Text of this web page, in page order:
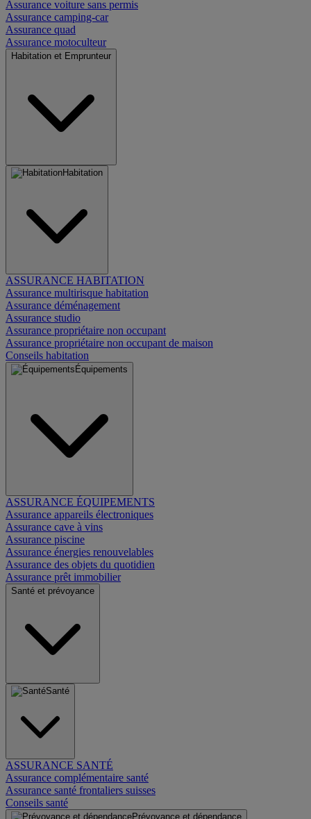
Assurance voiture sans permis
Assurance camping-car
Assurance quad
Assurance motoculteur
Habitation et Emprunteur
Habitation
ASSURANCE HABITATION
Assurance multirisque habitation
Assurance déménagement
Assurance studio
Assurance propriétaire non occupant
Assurance propriétaire non occupant de maison
Conseils habitation
Équipements
ASSURANCE ÉQUIPEMENTS
Assurance appareils électroniques
Assurance cave à vins
Assurance piscine
Assurance énergies renouvelables
Assurance des objets du quotidien
Assurance prêt immobilier
Santé et prévoyance
Santé
ASSURANCE SANTÉ
Assurance complémentaire santé
Assurance santé frontaliers suisses
Conseils santé
Prévoyance et dépendance